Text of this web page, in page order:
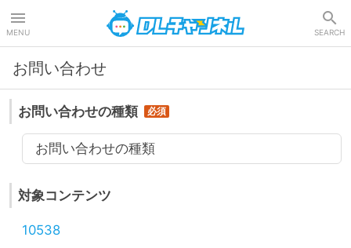
MENU SEARCH
お問い合わせ
お問い合わせの種類
お問い合わせの種類
対象コンテンツ
10538